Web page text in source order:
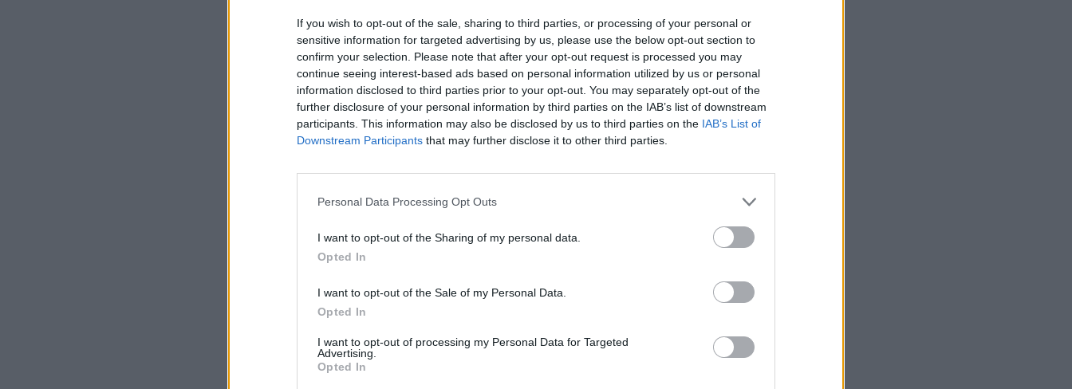
If you wish to opt-out of the sale, sharing to third parties, or processing of your personal or
sensitive information for targeted advertising by us, please use the below opt-out section to
confirm your selection. Please note that after your opt-out request is processed you may
continue seeing interest-based ads based on personal information utilized by us or personal
information disclosed to third parties prior to your opt-out. You may separately opt-out of the
further disclosure of your personal information by third parties on the IAB’s list of downstream
participants. This information may also be disclosed by us to third parties on the IAB’s List of
Downstream Participants that may further disclose it to other third parties.
Personal Data Processing Opt Outs
I want to opt-out of the Sharing of my personal data.
Opted In
I want to opt-out of the Sale of my Personal Data.
Opted In
I want to opt-out of processing my Personal Data for Targeted
Advertising.
Opted In